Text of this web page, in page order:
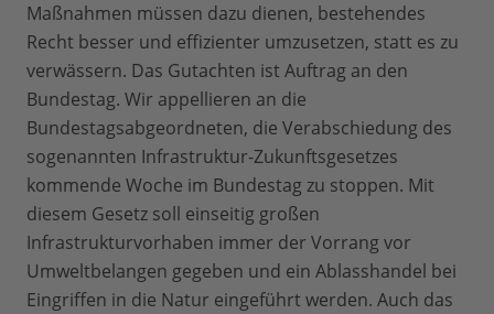
Maßnahmen müssen dazu dienen, bestehendes
Recht besser und effizienter umzusetzen, statt es zu
verwässern. Das Gutachten ist Auftrag an den
Bundestag. Wir appellieren an die
Bundestagsabgeordneten, die Verabschiedung des
sogenannten Infrastruktur-Zukunftsgesetzes
kommende Woche im Bundestag zu stoppen. Mit
diesem Gesetz soll einseitig großen
Infrastrukturvorhaben immer der Vorrang vor
Umweltbelangen gegeben und ein Ablasshandel bei
Eingriffen in die Natur eingeführt werden. Auch das